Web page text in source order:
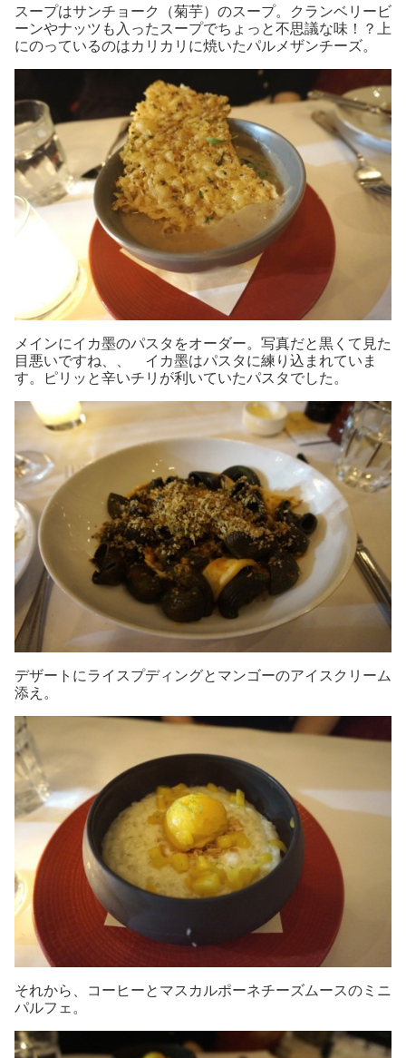
スープはサンチョーク（菊芋）のスープ。クランベリービ
ーンやナッツも入ったスープでちょっと不思議な味！？上
にのっているのはカリカリに焼いたパルメザンチーズ。
メインにイカ墨のパスタをオーダー。写真だと黒くて見た
目悪いですね、、 イカ墨はパスタに練り込まれていま
す。ピリッと辛いチリが利いていたパスタでした。
デザートにライスプディングとマンゴーのアイスクリーム
添え。
それから、コーヒーとマスカルポーネチーズムースのミニ
パルフェ。